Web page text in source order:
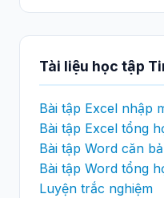
Tài liệu học tập
Bài tập Excel nhập
Bài tập Excel tổng
Bài tập Word căn
Bài tập Word tổng
Luyện trắc nghiệm